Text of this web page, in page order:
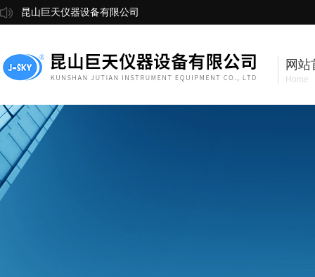
昆山巨天仪器设备有限公司
网站
Home